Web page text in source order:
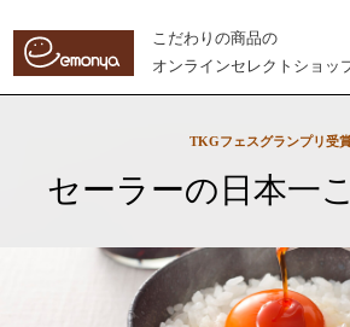
こだわりの商品の
オンラインセレクトショッ
TKGフェスグランプリ受
セーラーの日本一